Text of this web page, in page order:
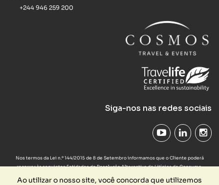
+244 946 259 200
Siga-nos nas redes sociais
Ao utilizar o nosso site, você concorda que utilizemos
Nos termos da Lei n.º 144/2015 de 8 de Setembro informamos que o Cliente poderá
recorrer às seguintes Entidades de Resolução Alternativa de Litígios de Consumo:
Provedor do Cliente das Agências de Viagens e Turismo em